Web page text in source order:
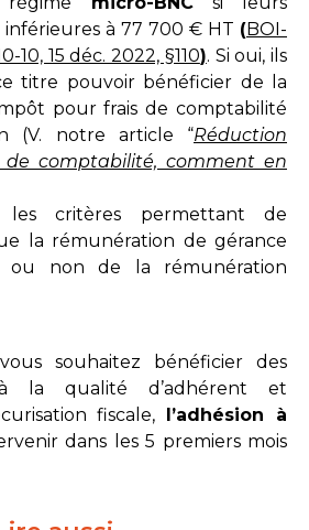
à 77 700 € HT (BOI-
10, 15 déc. 2022, §110). Si oui, ils
titre pouvoir bénéficier de la
pour frais de comptabilité
(V. notre article “Réduction
de comptabilité, comment en
les critères permettant de
la rémunération de gérance
ou non de la rémunération
souhaitez bénéficier des
la qualité d’adhérent et
fiscale,
l’adhésion à
dans les 5 premiers mois